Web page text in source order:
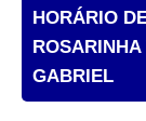
HORÁRIO
GABRIEL